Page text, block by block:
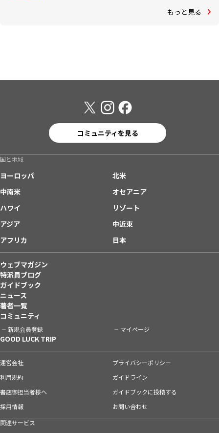
もっと見る
コミュニティを見る
国と地域
ヨーロッパ
北米
中南米
オセアニア
ハワイ
リゾート
アジア
中近東
アフリカ
日本
ウェブマガジン
特派員ブログ
ガイドブック
ニュース
著者一覧
コミュニティ
新規会員登録 マイページ
GOOD LUCK TRIP
運営会社
プライバシーポリシー
利用規約
ガイドライン
書店御担当者様へ
ガイドブックに投稿する
採用情報
お問い合わせ
関連サービス